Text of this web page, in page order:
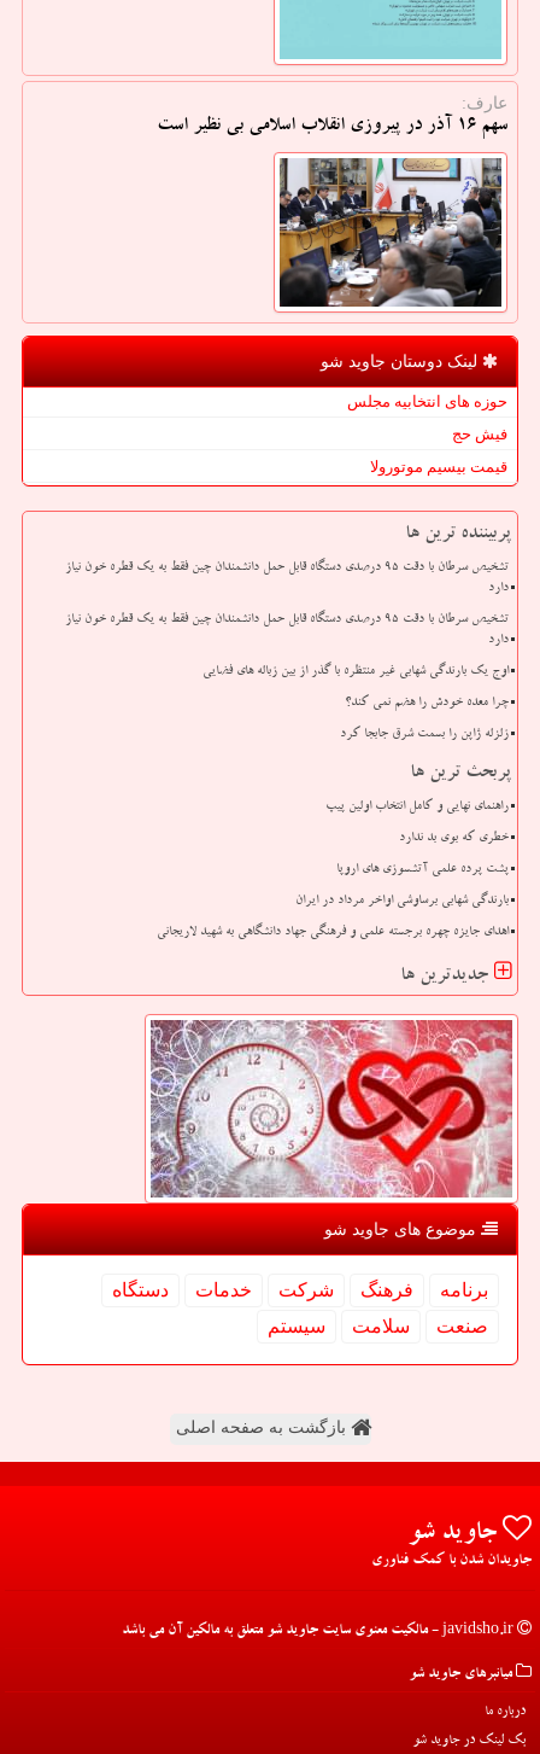
عارف:
سهم 16 آذر در پیروزی انقلاب اسلامی بی نظیر است
لینک دوستان جاوید شو
حوزه های انتخابیه مجلس
فیش حج
قیمت بیسیم موتورولا
پربیننده ترین ها
تشخیص سرطان با دقت ۹۵ درصدی دستگاه قابل حمل دانشمندان چین فقط به یک قطره خون نیاز
دارد
تشخیص سرطان با دقت ۹۵ درصدی دستگاه قابل حمل دانشمندان چین فقط به یک قطره خون نیاز
دارد
اوج یک بارندگی شهابی غیر منتظره با گذر از بین زباله های فضایی
چرا معده خودش را هضم نمی کند؟
زلزله ژاپن را بسمت شرق جابجا کرد
پربحث ترین ها
راهنمای نهایی و کامل انتخاب اولین پیپ
خطری که بوی بد ندارد
پشت پرده علمی آتشسوزی های اروپا
بارندگی شهابی برساوشی اواخر مرداد در ایران
اهدای جایزه چهره برجسته علمی و فرهنگی جهاد دانشگاهی به شهید لاریجانی
جدیدترین ها
موضوع های جاوید شو
برنامه فرهنگ شركت خدمات
دستگاه
صنعت
سلامت سیستم
بازگشت به صفحه اصلی
جاوید شو
جاویدان شدن با کمک فناوری
میانبرهای جاوید شو
درباره ما
بک لینک در جاوید شو